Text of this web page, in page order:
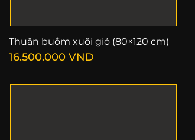
Thuận buồm xuôi gió (80×120 cm)
16.500.000 VND